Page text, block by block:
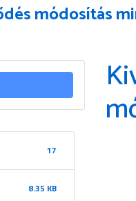
módosítás
17
8.35 KB